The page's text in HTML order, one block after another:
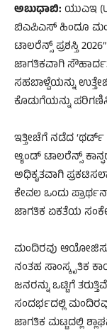
ಅಬುಧಾಬಿ: ಯುಎಇ
ಬಿಎಪಿಎಸ್ ಹಿಂದೂ
ಟಾಲರೆನ್ಸ್​ ಪ್ರಶಸ್ತಿ
ಜಾಗತಿಕವಾಗಿ
ಸಹಬಾಳ್ವೆಯನ್ನು
ಕೊಡುಗೆಯನ್ನು
ಇತ್ತೀಚೆಗೆ ನಡೆದ
ಆ್ಯಂಡ್ ಟಾಲರೆನ್ಸ್​
ಅಧಿಕೃತವಾಗಿ
ಕೇವಲ ಒಂದು
ಜಾಗತಿಕ ಏಕತೆಯ
ಮಂದಿರವು
ನಂತಹ ಸಾಂಸ್ಕೃತಿಕ
ಜನರನ್ನು ಒಟ್ಟಿಗೆ
ಸಂದರ್ಭದಲ್ಲಿ
ಜಾಗತಿಕ ಮಟ್ಟದಲ್ಲಿ